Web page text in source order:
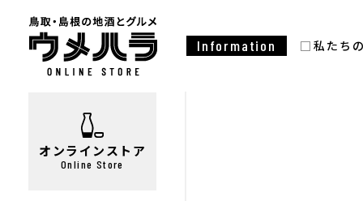
Information 私たち
オンラインストア
Online Store